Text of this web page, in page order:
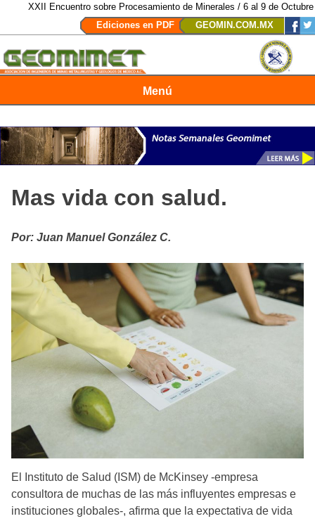
XXII Encuentro sobre Procesamiento de Minerales / 6 al 9 de Octubre de
Ediciones en PDF
GEOMIN.COM.MX
Menú
Mas vida con salud.
Por: Juan Manuel González C.
El Instituto de Salud (ISM) de McKinsey -empresa
consultora de muchas de las más influyentes empresas e
instituciones globales-, afirma que la expectativa de vida